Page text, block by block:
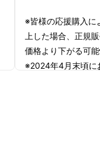
※皆様の応援購入に
上した場合、正規
価格より下がる可
※2024年4月末頃に